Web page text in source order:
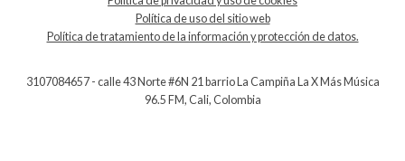
Política de uso del sitio web
Política de tratamiento de la información y protección de datos.
3107084657 - calle 43 Norte #6N 21 barrio La Campiña La X Más Música
96.5 FM, Cali, Colombia